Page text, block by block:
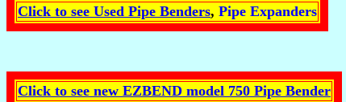
Click to see Used Pipe Benders, Pipe Expanders
Click to see new EZBEND model 750 Pipe Bender